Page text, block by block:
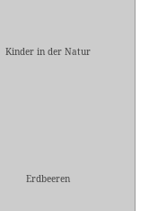
Kinder in der Natur
Erdbeeren